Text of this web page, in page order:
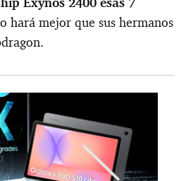
hará mejor que sus hermanos